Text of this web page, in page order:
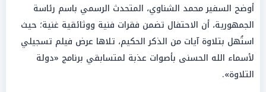
أوضح السفير محمد الشناوي، المتحدث الرسمي باسم رئاسة
الجمهورية، أن الاحتفال تضمن فقرات فنية ووثائقية غنية؛ حيث
استُهل بتلاوة آيات من الذكر الحكيم، تلاها عرض فيلم تسجيلي
لأسماء الله الحسنى بأصوات عذبة لمتسابقي برنامج «دولة
التلاوة».